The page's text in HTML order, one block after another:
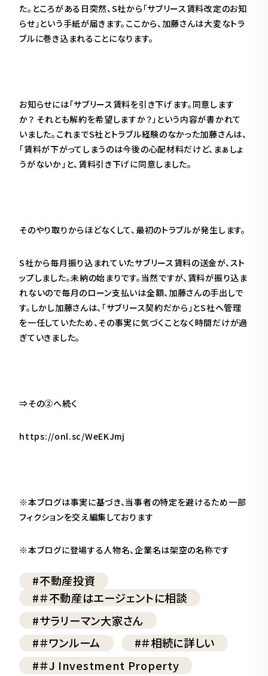
た。ところがある日突然、S社から「サブリース賃料改定のお知
らせ」という手紙が届きます。ここから、加藤さんは大変なトラ
ブルに巻き込まれることになります。
お知らせには「サブリース賃料を引き下げます。同意します
か？ それとも解約を希望しますか？」という内容が書かれて
いました。これまでS社とトラブル経験のなかった加藤さんは、
「賃料が下がってしまうのは今後の心配材料だけど、まぁしょ
うがないか」と、賃料引き下げに同意しました。
そのやり取りからほどなくして、最初のトラブルが発生します。
S社から毎月振り込まれていたサブリース賃料の送金が、スト
ップしました。未納の始まりです。当然ですが、賃料が振り込ま
れないので毎月のローン支払いは全額、加藤さんの手出しで
す。しかし加藤さんは、「サブリース契約だから」とS社へ管理
を一任していたため、その事実に気づくことなく時間だけが過
ぎていきました。
⇒その②へ続く
https://onl.sc/WeEKJmj
※本ブログは事実に基づき、当事者の特定を避けるため一部
フィクションを交え編集しております
※本ブログに登場する人物名、企業名は架空の名称です
#不動産投資
#＃不動産はエージェントに相談
#サラリーマン大家さん
#＃ワンルーム
#＃相続に詳しい
#＃J Investment Property